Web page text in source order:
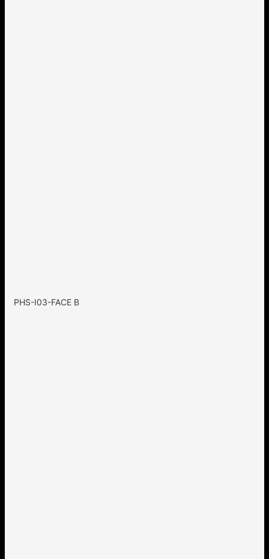
PHS-I03-FACE B